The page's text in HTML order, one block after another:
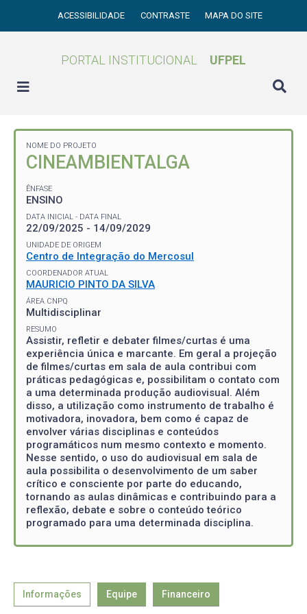
ACESSIBILIDADE CONTRASTE MAPA DO SITE
PORTAL INSTITUCIONAL UFPEL
NOME DO PROJETO
CINEAMBIENTALGA
ÊNFASE
ENSINO
DATA INICIAL - DATA FINAL
22/09/2025 - 14/09/2029
UNIDADE DE ORIGEM
Centro de Integração do Mercosul
COORDENADOR ATUAL
MAURICIO PINTO DA SILVA
ÁREA CNPQ
Multidisciplinar
RESUMO
Assistir, refletir e debater filmes/curtas é uma
experiência única e marcante. Em geral a projeção
de filmes/curtas em sala de aula contribui com
práticas pedagógicas e, possibilitam o contato com
a uma determinada produção audiovisual. Além
disso, a utilização como instrumento de trabalho é
motivadora, inovadora, bem como é capaz de
envolver várias disciplinas e conteúdos
programáticos num mesmo contexto e momento.
Nesse sentido, o uso do audiovisual em sala de
aula possibilita o desenvolvimento de um saber
crítico e consciente por parte do educando,
tornando as aulas dinâmicas e contribuindo para a
reflexão, debate e sobre o conteúdo teórico
programado para uma determinada disciplina.
Informações Equipe Financeiro